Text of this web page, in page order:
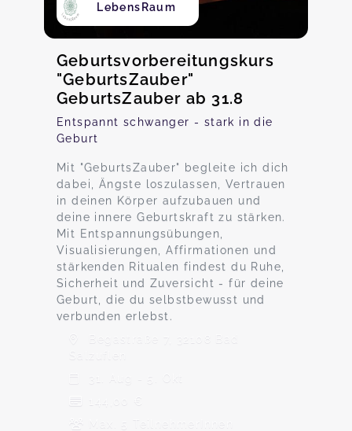
LebensRaum
Geburtsvorbereitungskurs
"GeburtsZauber"
GeburtsZauber ab 31.8
Entspannt schwanger - stark in die
Geburt
Mit "GeburtsZauber" begleite ich dich
dabei, Ängste loszulassen, Vertrauen
in deinen Körper aufzubauen und
deine innere Geburtskraft zu stärken.
Mit Entspannungsübungen,
Visualisierungen, Affirmationen und
stärkenden Ritualen findest du Ruhe,
Sicherheit und Zuversicht - für deine
Geburt, die du selbstbewusst und
verbunden erlebst.
Begastraße 7, 32108 Bad
Salzuflen
31. Aug - 5. Okt
144,00 €
Max. 5 TeilnehmerInnen